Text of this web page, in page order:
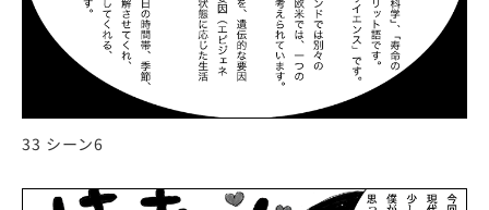
33 シーン6